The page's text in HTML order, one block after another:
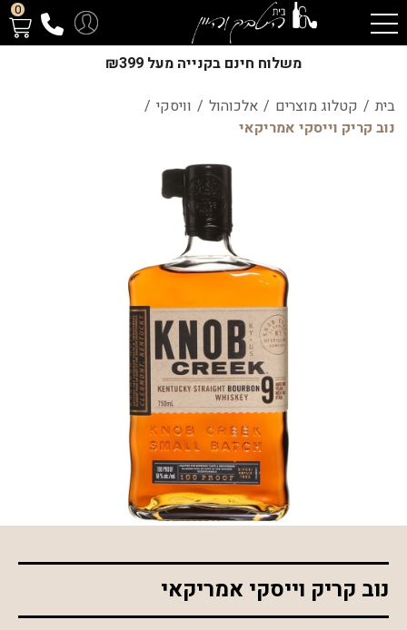
0
משלוח חינם בקנייה מעל ₪399
בית / קטלוג מוצרים / אלכוהול / וויסקי /
נוב קריק וייסקי אמריקאי
נוב קריק וייסקי אמריקאי